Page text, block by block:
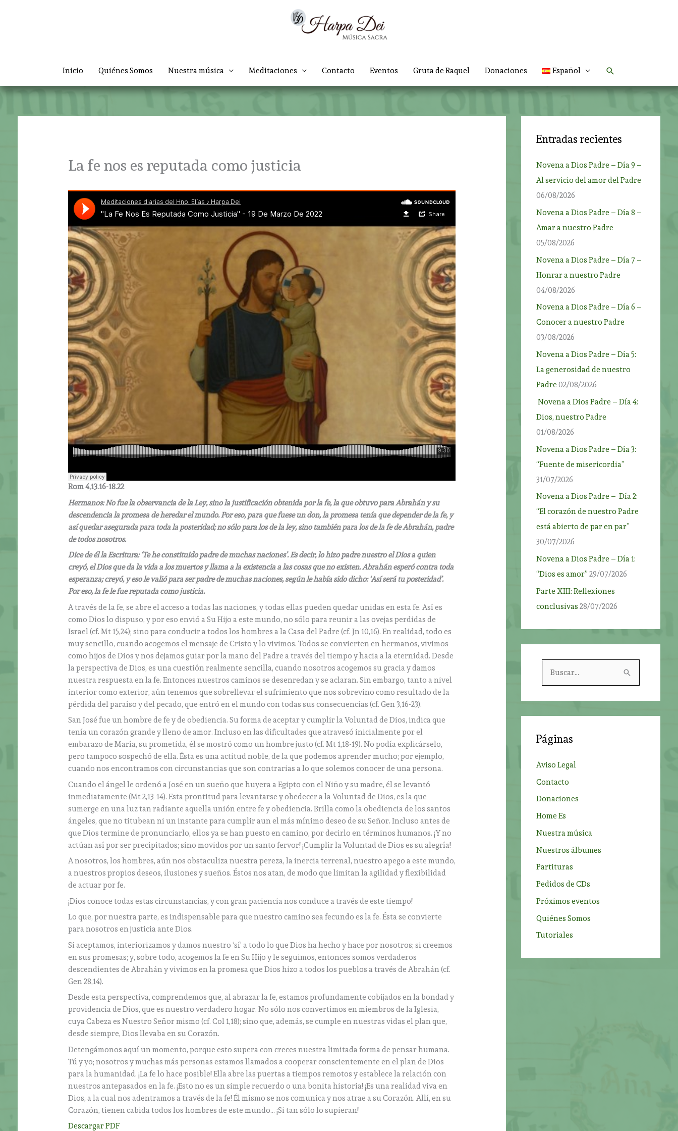
Inicio Quiénes Somos Nuestra música Meditaciones Contacto Eventos Gruta de Raquel Donaciones Español Buscar
La fe nos es reputada como justicia
Rom 4,13.16-18.22
Hermanos: No fue la observancia de la Ley, sino la justificación obtenida por la fe, la que obtuvo para Abrahán y su
descendencia la promesa de heredar el mundo. Por eso, para que fuese un don, la promesa tenía que depender de la fe, y
así quedar asegurada para toda la posteridad; no sólo para los de la ley, sino también para los de la fe de Abrahán, padre
de todos nosotros.
Dice de él la Escritura: ‘Te he constituido padre de muchas naciones’. Es decir, lo hizo padre nuestro el Dios a quien
creyó, el Dios que da la vida a los muertos y llama a la existencia a las cosas que no existen. Abrahán esperó contra toda
esperanza; creyó, y eso le valió para ser padre de muchas naciones, según le había sido dicho: ‘Así será tu posteridad’.
Por eso, la fe le fue reputada como justicia.
A través de la fe, se abre el acceso a todas las naciones, y todas ellas pueden quedar unidas en esta fe. Así es
como Dios lo dispuso, y por eso envió a Su Hijo a este mundo, no sólo para reunir a las ovejas perdidas de
Israel (cf. Mt 15,24); sino para conducir a todos los hombres a la Casa del Padre (cf. Jn 10,16). En realidad, todo es
muy sencillo, cuando acogemos el mensaje de Cristo y lo vivimos. Todos se convierten en hermanos, vivimos
como hijos de Dios y nos dejamos guiar por la mano del Padre a través del tiempo y hacia a la eternidad. Desde
la perspectiva de Dios, es una cuestión realmente sencilla, cuando nosotros acogemos su gracia y damos
nuestra respuesta en la fe. Entonces nuestros caminos se desenredan y se aclaran. Sin embargo, tanto a nivel
interior como exterior, aún tenemos que sobrellevar el sufrimiento que nos sobrevino como resultado de la
pérdida del paraíso y del pecado, que entró en el mundo con todas sus consecuencias (cf. Gen 3,16-23).
San José fue un hombre de fe y de obediencia. Su forma de aceptar y cumplir la Voluntad de Dios, indica que
tenía un corazón grande y lleno de amor. Incluso en las dificultades que atravesó inicialmente por el
embarazo de María, su prometida, él se mostró como un hombre justo (cf. Mt 1,18-19). No podía explicárselo,
pero tampoco sospechó de ella. Ésta es una actitud noble, de la que podemos aprender mucho; por ejemplo,
cuando nos encontramos con circunstancias que son contrarias a lo que solemos conocer de una persona.
Cuando el ángel le ordenó a José en un sueño que huyera a Egipto con el Niño y su madre, él se levantó
inmediatamente (Mt 2,13-14). Esta prontitud para levantarse y obedecer a la Voluntad de Dios, es la que
sumerge en una luz tan radiante aquella unión entre fe y obediencia. Brilla como la obediencia de los santos
ángeles, que no titubean ni un instante para cumplir aun el más mínimo deseo de su Señor. Incluso antes de
que Dios termine de pronunciarlo, ellos ya se han puesto en camino, por decirlo en términos humanos. ¡Y no
actúan así por ser precipitados; sino movidos por un santo fervor! ¡Cumplir la Voluntad de Dios es su alegría!
A nosotros, los hombres, aún nos obstaculiza nuestra pereza, la inercia terrenal, nuestro apego a este mundo,
a nuestros propios deseos, ilusiones y sueños. Éstos nos atan, de modo que limitan la agilidad y flexibilidad
de actuar por fe.
¡Dios conoce todas estas circunstancias, y con gran paciencia nos conduce a través de este tiempo!
Lo que, por nuestra parte, es indispensable para que nuestro camino sea fecundo es la fe. Ésta se convierte
para nosotros en justicia ante Dios.
Si aceptamos, interiorizamos y damos nuestro ‘sí’ a todo lo que Dios ha hecho y hace por nosotros; si creemos
en sus promesas; y, sobre todo, acogemos la fe en Su Hijo y le seguimos, entonces somos verdaderos
descendientes de Abrahán y vivimos en la promesa que Dios hizo a todos los pueblos a través de Abrahán (cf.
Gen 28,14).
Desde esta perspectiva, comprendemos que, al abrazar la fe, estamos profundamente cobijados en la bondad y
providencia de Dios, que es nuestro verdadero hogar. No sólo nos convertimos en miembros de la Iglesia,
cuya Cabeza es Nuestro Señor mismo (cf. Col 1,18); sino que, además, se cumple en nuestras vidas el plan que,
desde siempre, Dios llevaba en su Corazón.
Detengámonos aquí un momento, porque esto supera con creces nuestra limitada forma de pensar humana.
Tú y yo; nosotros y muchas más personas estamos llamados a cooperar conscientemente en el plan de Dios
para la humanidad. ¡La fe lo hace posible! Ella abre las puertas a tiempos remotos y establece la relación con
nuestros antepasados en la fe. ¡Esto no es un simple recuerdo o una bonita historia! ¡Es una realidad viva en
Dios, a la cual nos adentramos a través de la fe! Él mismo se nos comunica y nos atrae a su Corazón. Allí, en su
Corazón, tienen cabida todos los hombres de este mundo… ¡Si tan sólo lo supieran!
Descargar PDF
Entradas recientes
Novena a Dios Padre – Día 9 –
Al servicio del amor del Padre
06/08/2026
Novena a Dios Padre – Día 8 –
Amar a nuestro Padre
05/08/2026
Novena a Dios Padre – Día 7 –
Honrar a nuestro Padre
04/08/2026
Novena a Dios Padre – Día 6 –
Conocer a nuestro Padre
03/08/2026
Novena a Dios Padre – Día 5:
La generosidad de nuestro
Padre 02/08/2026
Novena a Dios Padre – Día 4:
Dios, nuestro Padre
01/08/2026
Novena a Dios Padre – Día 3:
“Fuente de misericordia”
31/07/2026
Novena a Dios Padre – Día 2:
“El corazón de nuestro Padre
está abierto de par en par”
30/07/2026
Novena a Dios Padre – Día 1:
“Dios es amor” 29/07/2026
Parte XIII: Reflexiones
conclusivas 28/07/2026
r
:
Páginas
Aviso Legal
Contacto
Donaciones
Home Es
Nuestra música
Nuestros álbumes
Partituras
Pedidos de CDs
Próximos eventos
Quiénes Somos
Tutoriales